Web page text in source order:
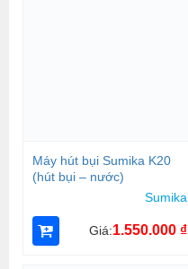
Máy hút bụi Sumika K20
(hút bụi – nước)
Sumika
Giá:1.550.000 ₫